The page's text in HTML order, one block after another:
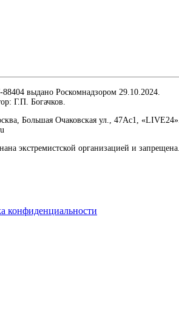
выдано Роскомнадзором 29.10.2024.
Г.П. Богачков.
Большая Очаковская ул., 47Ас1, «LIVE24».
экстремистской организацией и запрещена.
конфиденциальности